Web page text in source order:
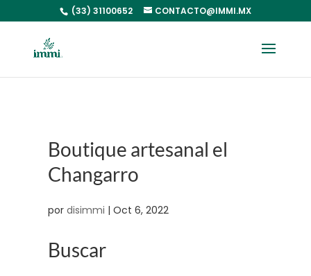
(33) 31100652 CONTACTO@IMMI.MX
Boutique artesanal el
Changarro
por disimmi | Oct 6, 2022
Buscar